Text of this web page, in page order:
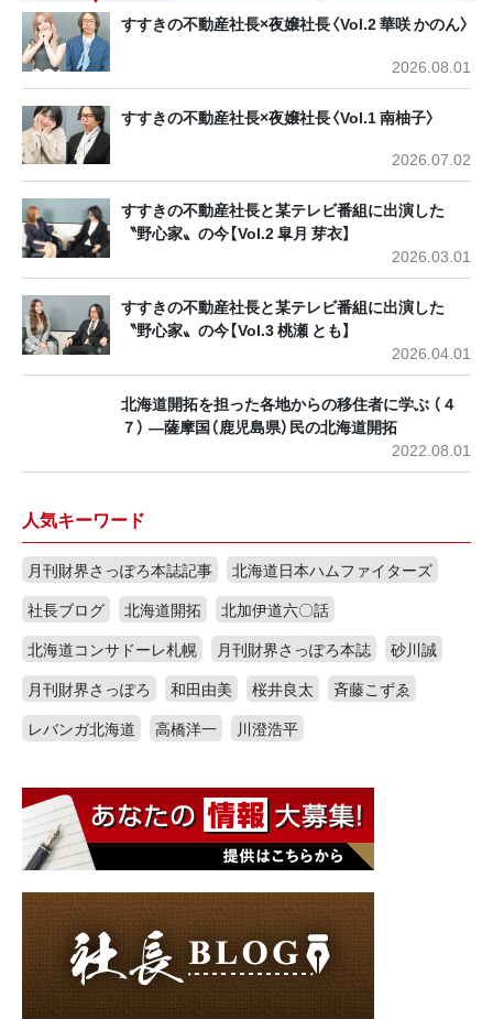
すすきの不動産社長×夜嬢社長〈Vol.2 華咲 かのん〉
2026.08.01
すすきの不動産社長×夜嬢社長〈Vol.1 南柚子〉
2026.07.02
すすきの不動産社長と某テレビ番組に出演した
〝野心家〟の今【Vol.2 皐月 芽衣】
2026.03.01
すすきの不動産社長と某テレビ番組に出演した
〝野心家〟の今【Vol.3 桃瀬 とも】
2026.04.01
北海道開拓を担った各地からの移住者に学ぶ （４
７） ―薩摩国（鹿児島県）民の北海道開拓
2022.08.01
人気キーワード
月刊財界さっぽろ本誌記事
北海道日本ハムファイターズ
社長ブログ
北海道開拓
北加伊道六〇話
北海道コンサドーレ札幌
月刊財界さっぽろ本誌
砂川誠
月刊財界さっぽろ
和田由美 桜井良太
斉藤こずゑ
レバンガ北海道
高橋洋一 川澄浩平